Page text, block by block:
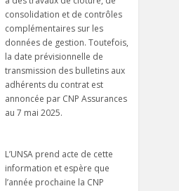
consolidation et de contrôles
complémentaires sur les
données de gestion. Toutefois,
la date prévisionnelle de
transmission des bulletins aux
adhérents du contrat est
annoncée par CNP Assurances
au 7 mai 2025.
L’UNSA prend acte de cette
information et espère que
l’année prochaine la CNP